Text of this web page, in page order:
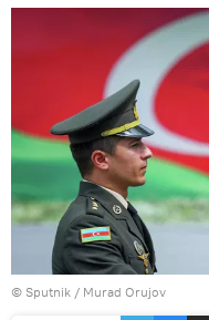
© Sputnik / Murad Orujov